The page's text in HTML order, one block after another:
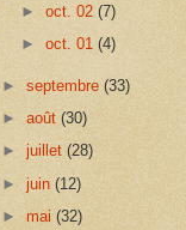
► oct. 02 (7)
► oct. 01 (4)
►septembre(33)
►août(30)
►juillet(28)
►juin(12)
►mai(32)